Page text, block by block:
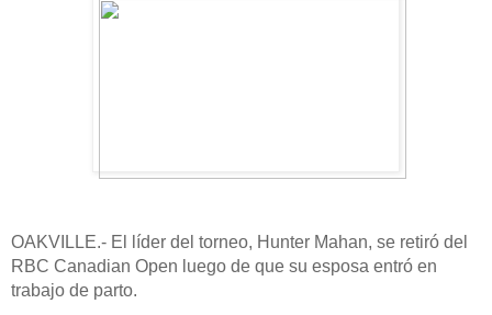
OAKVILLE.- El líder del torneo, Hunter Mahan, se retiró del
RBC Canadian Open luego de que su esposa entró en
trabajo de parto.